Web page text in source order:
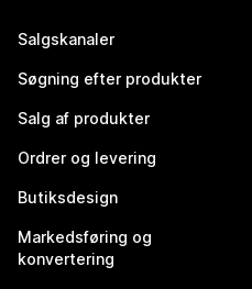
Salgskanaler
Søgning efter produkter
Salg af produkter
Ordrer og levering
Butiksdesign
Markedsføring og
konvertering